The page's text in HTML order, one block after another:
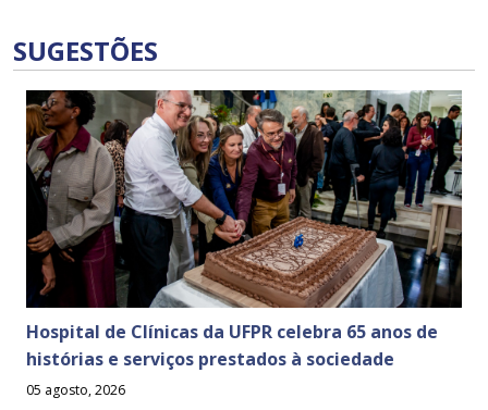
SUGESTÕES
Hospital de Clínicas da UFPR celebra 65 anos de
histórias e serviços prestados à sociedade
05 agosto, 2026